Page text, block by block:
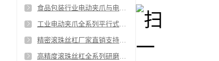
食品包装行业电动夹爪与电缸应用方案安全合规
工业电动夹爪全系列平行式摆动式自适应夹爪供应
精密滚珠丝杠厂家直销支持非标定制与批量采购
高精度滚珠丝杠全系列研磨级与轧制级现货供应